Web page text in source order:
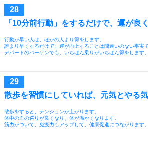
「10分前行動」をするだけで、運が良
行動が早い人は、ほかの人より得をします。
誰より早くするだけで、運が向上することは間違いのない事実で
デパートのバーゲンでも、いちばん乗りがいちばん得をします。
散歩を習慣にしていれば、元気とやる
散歩をすると、テンションが上がります。
体中の血の巡りが良くなり、体が温かくなります。
筋力がついて、免疫力もアップして、健康促進につながります。